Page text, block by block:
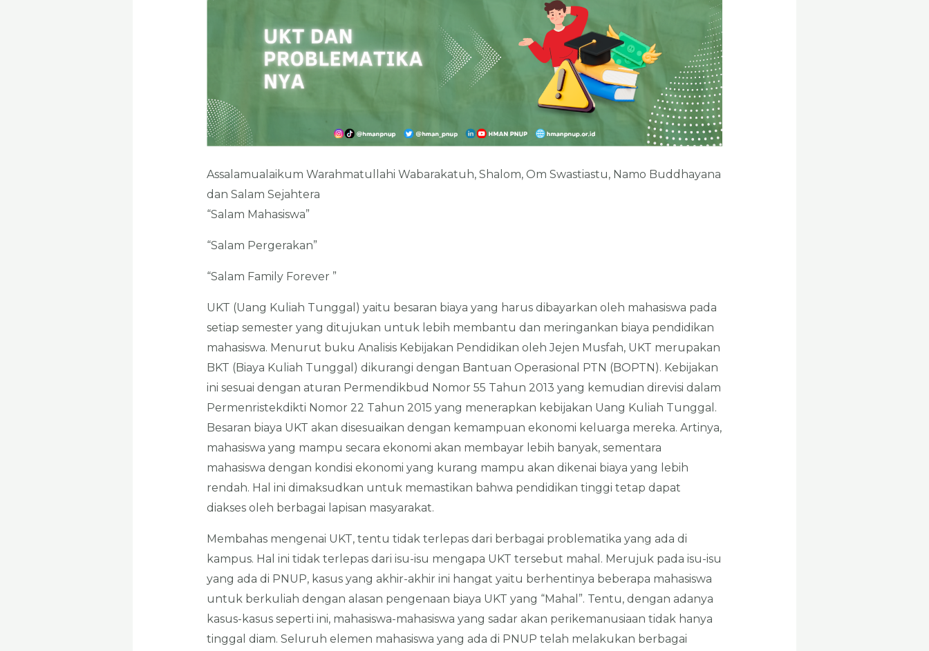
Assalamualaikum Warahmatullahi Wabarakatuh, Shalom, Om Swastiastu, Namo Buddhayana
dan Salam Sejahtera
“Salam Mahasiswa”
“Salam Pergerakan”
“Salam Family Forever ”
UKT (Uang Kuliah Tunggal) yaitu besaran biaya yang harus dibayarkan oleh mahasiswa pada
setiap semester yang ditujukan untuk lebih membantu dan meringankan biaya pendidikan
mahasiswa. Menurut buku Analisis Kebijakan Pendidikan oleh Jejen Musfah, UKT merupakan
BKT (Biaya Kuliah Tunggal) dikurangi dengan Bantuan Operasional PTN (BOPTN). Kebijakan
ini sesuai dengan aturan Permendikbud Nomor 55 Tahun 2013 yang kemudian direvisi dalam
Permenristekdikti Nomor 22 Tahun 2015 yang menerapkan kebijakan Uang Kuliah Tunggal.
Besaran biaya UKT akan disesuaikan dengan kemampuan ekonomi keluarga mereka. Artinya,
mahasiswa yang mampu secara ekonomi akan membayar lebih banyak, sementara
mahasiswa dengan kondisi ekonomi yang kurang mampu akan dikenai biaya yang lebih
rendah. Hal ini dimaksudkan untuk memastikan bahwa pendidikan tinggi tetap dapat
diakses oleh berbagai lapisan masyarakat.
Membahas mengenai UKT, tentu tidak terlepas dari berbagai problematika yang ada di
kampus. Hal ini tidak terlepas dari isu-isu mengapa UKT tersebut mahal. Merujuk pada isu-isu
yang ada di PNUP, kasus yang akhir-akhir ini hangat yaitu berhentinya beberapa mahasiswa
untuk berkuliah dengan alasan pengenaan biaya UKT yang “Mahal”. Tentu, dengan adanya
kasus-kasus seperti ini, mahasiswa-mahasiswa yang sadar akan perikemanusiaan tidak hanya
tinggal diam. Seluruh elemen mahasiswa yang ada di PNUP telah melakukan berbagai